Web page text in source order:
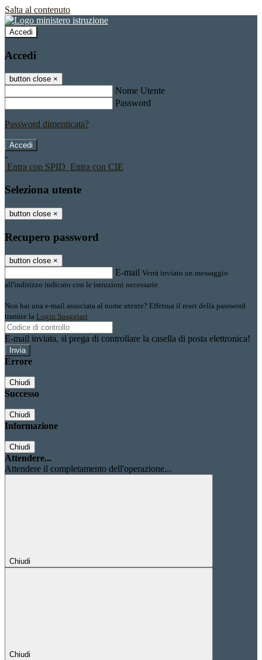
Salta al contenuto
Accedi
Accedi
button close ×
Nome Utente
Password
Password dimenticata?
-
Entra con SPID Entra con CIE
Seleziona utente
button close ×
Recupero password
button close ×
E-mail Verrà inviato un messaggio
all'indirizzo indicato con le istruzioni necessarie.
Non hai una e-mail associata al nome utente? Effettua il reset della password
tramite la Login Spaggiari
E-mail inviata, si prega di controllare la casella di posta elettronica!
Errore
Chiudi
Successo
Chiudi
Informazione
Chiudi
Attendere...
Attendere il completamento dell'operazione...
Chiudi
Chiudi